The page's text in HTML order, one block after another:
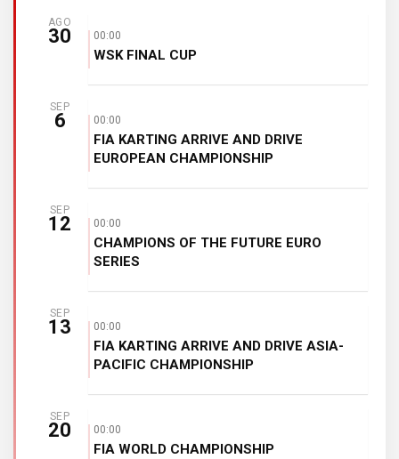
AGO
30 00:00
WSK FINAL CUP
SEP
6 00:00
FIA KARTING ARRIVE AND DRIVE
EUROPEAN CHAMPIONSHIP
SEP
12 00:00
CHAMPIONS OF THE FUTURE EURO
SERIES
SEP
13 00:00
FIA KARTING ARRIVE AND DRIVE ASIA-
PACIFIC CHAMPIONSHIP
SEP
20 00:00
FIA WORLD CHAMPIONSHIP